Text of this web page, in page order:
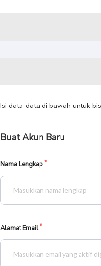
Isi data-data di bawah untuk
Buat Akun Baru
Nama Lengkap
Alamat Email